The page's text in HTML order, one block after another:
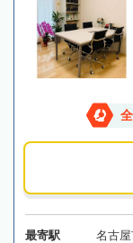
最寄駅 名古